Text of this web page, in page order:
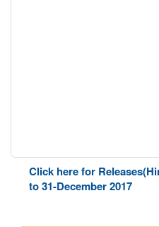
Click here for
to 31-December 2017